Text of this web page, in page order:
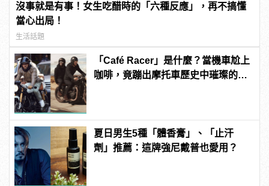
沒事就是有事！女生吃醋時的「六種反應」，再不搞懂
當心出局！
生活話題
「Café Racer」是什麼？當機車尬上
咖啡，竟蹦出摩托車歷史中璀璨的火
夏日男生5種「體香膏」、「止汗
劑」推薦：這牌強尼戴普也愛用？